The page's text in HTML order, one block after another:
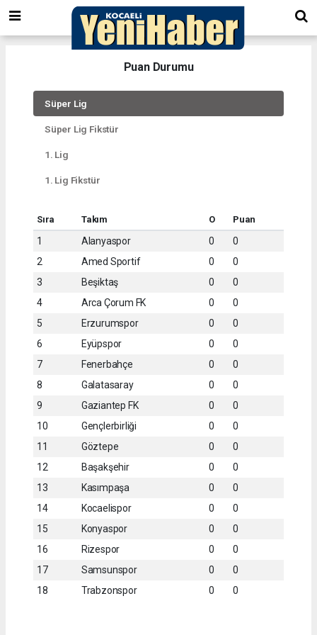
Puan Durumu
Süper Lig
Süper Lig Fikstür
1. Lig
1. Lig Fikstür
Sıra Takım O Puan
1 Alanyaspor 0
0
2
Amed Sportif 0
0
3
Beşiktaş 0
0
4
Arca Çorum FK 0
0
5
Erzurumspor 0
0
6
Eyüpspor 0
0
7
Fenerbahçe 0
0
8
Galatasaray 0
0
9
Gaziantep FK 0
0
10
Gençlerbirliği 0
0
11
Göztepe 0
0
12
Başakşehir 0
0
13
Kasımpaşa 0
0
14
Kocaelispor 0
0
15
Konyaspor 0
0
16
Rizespor 0
0
17
Samsunspor 0
0
18
Trabzonspor 0 0